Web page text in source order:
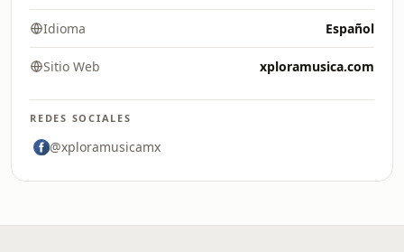
Idioma Español
Sitio Web xploramusica.com
REDES SOCIALES
@xploramusicamx